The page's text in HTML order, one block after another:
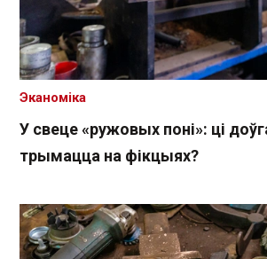
У свеце «ружовых поні»: ці
трымацца на фікцыях?
Эканоміка